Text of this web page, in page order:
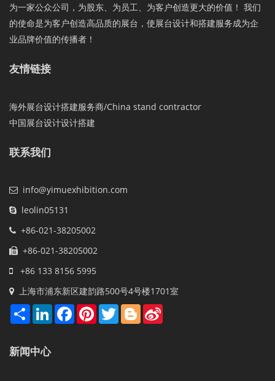
为一家公众公司，为股东、为员工、为客户创造更大的价值！ 我们
的使命是为客户创造高品质的展台，使展台设计和搭建服务成为企
业品牌价值的传播者！
友情链接
海外展台设计搭建服务商/China stand contractor
中国展台设计设计搭建
联系我们
info@yimuexhibition.com
leolin05131
+86-021-38205002
+86-021-38205002
+86 133 8156 5995
上海市浦东新区建韵路500号4号楼1701室
Share LinkedInFacebookPinterestTwitterBlogger
新闻中心